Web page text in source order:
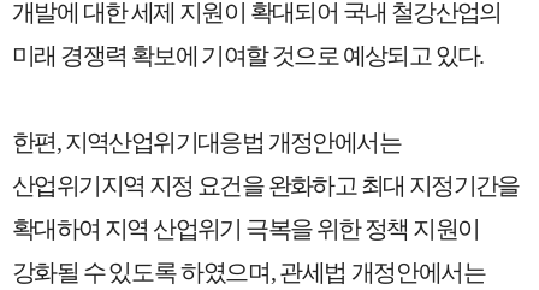
개발에 대한 세제 지원이 확대되어 국내 철강산업의
미래 경쟁력 확보에 기여할 것으로 예상되고 있다.
한편,지역산업위기대응법 개정안에서는
산업위기지역 지정 요건을 완화하고 최대 지정기간을
확대하여 지역 산업위기 극복을 위한 정책 지원이
강화될 수있도록 하였으며,관세법 개정안에서는